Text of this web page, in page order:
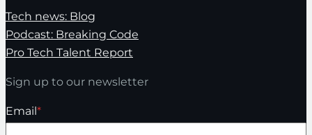
Tech news: Blog
Podcast: Breaking Code
Pro Tech Talent Report
Sign up to our newsletter
Email*